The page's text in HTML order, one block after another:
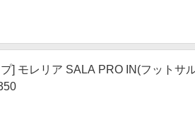
] モレリア SALA PRO IN(フットサ